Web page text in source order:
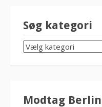
Søg kategori
SØG
KATEGORI
Modtag